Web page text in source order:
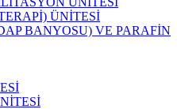
ÜNİTESİ
BANYOSU) VE PARAFİN